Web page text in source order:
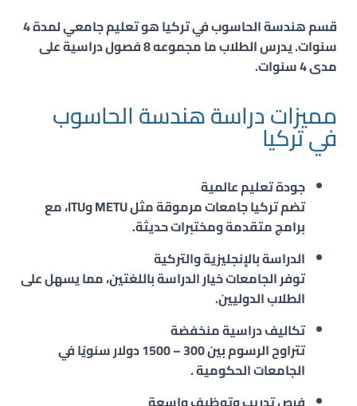
قسم هندسة الحاسوب في تركيا هو تعليم جامعي لمدة 4
سنوات. يدرس الطلاب ما مجموعه 8 فصول دراسية على
مدى 4 سنوات.
مميزات دراسة هندسة الحاسوب
في تركيا
جودة تعليم عالمية
تضم تركيا جامعات مرموقة مثل METU وITU، مع
برامج متقدمة ومختبرات حديثة.
الدراسة بالإنجليزية والتركية
توفر الجامعات خيار الدراسة باللغتين، مما يسهل على
الطلاب الدوليين.
تكاليف دراسية منخفضة
تتراوح الرسوم بين 300 – 1500 دولار سنويًا في
الجامعات الحكومية .